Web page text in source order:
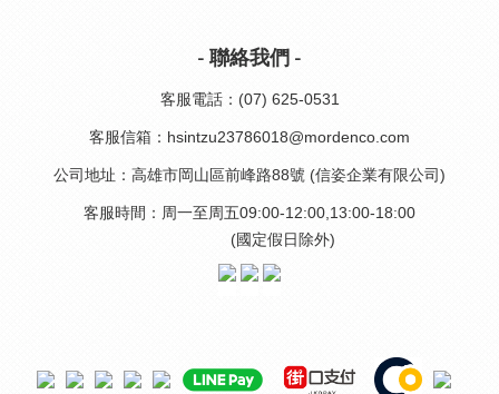
- 聯絡我們 -
客服電話：(07) 625-0531
客服信箱：hsintzu23786018@mordenco.com
公司地址：高雄市岡山區前峰路88號 (信姿企業有限公司)
客服時間：周一至周五09:00-12:00,13:00-18:00
(國定假日除外)